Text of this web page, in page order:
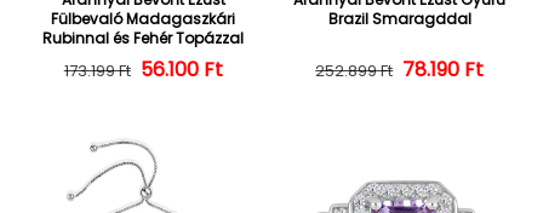
Fülbevaló Madagaszkári
Rubinnal és Fehér Topázzal
Normál ár
173.199 Ft Kedvezményes ár
56.100 Ft
Brazil Smaragddal
Normál ár
252.899 Ft 78.190 Ft